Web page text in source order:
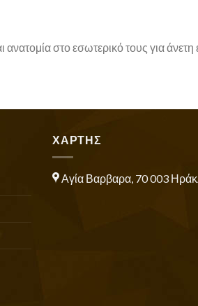
στο εσωτερικό τους για
ΧΑΡΤΗΣ
Αγία Βαρβαρα, 70 003